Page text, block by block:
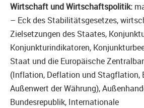
Wirtschaft und Wirtschaftspolitik:
– Eck des Stabilitätsgesetzes,
Zielsetzungen des Staates,
Konjunkturindikatoren,
Staat und die Europäische
(Inflation, Deflation und Stagflation,
Außenwert der Währung),
Bundesrepublik, Internationale